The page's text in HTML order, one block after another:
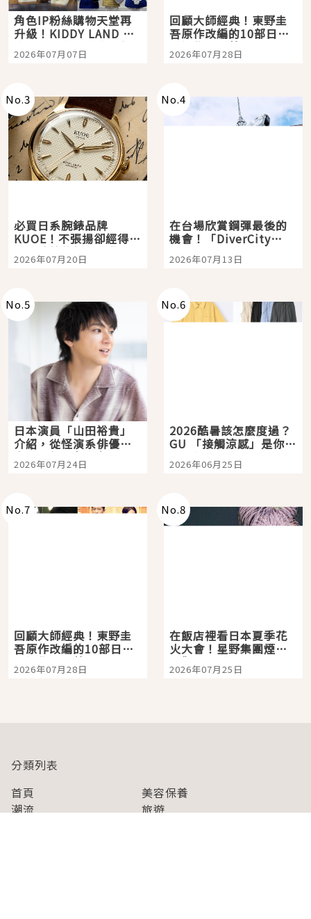
角色IP粉絲購物天堂再
升級！KIDDY LAND 原
宿店吉伊卡哇迎客，新
開幕 OMOKADO 店3分
2026年07月07日
回顧大師經典！東野圭
吾原作改編的10部日本
影視作品推薦
2026年07月28日
No.3
必買日系腕錶品牌
KUOE！不張揚卻經得起
時間洗鍊的經典之作五
選
2026年07月20日
No.4
在台場欣賞鋼彈最後的
機會！「DiverCity
Tokyo Plaza」搭船、
購物、美食及夜景，一
2026年07月13日
No.5
日本演員「山田裕貴」
介紹，從怪演系俳優走
向國民級日劇主角
2026年07月24日
No.6
2026酷暑該怎麼度過？
GU 「接觸涼感」是你的
夏日救星
2026年06月25日
No.7
回顧大師經典！東野圭
吾原作改編的10部日本
影視作品推薦
2026年07月28日
No.8
在飯店裡看日本夏季花
火大會！星野集團煙火
景觀飯店6選，讓你不用
人擠人悠閒欣賞
2026年07月25日
分類列表
首頁
美容保養
潮流
旅遊